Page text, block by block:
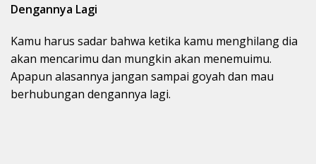
Dengannya Lagi
Kamu harus sadar bahwa ketika kamu menghilang dia
akan mencarimu dan mungkin akan menemuimu.
Apapun alasannya jangan sampai goyah dan mau
berhubungan dengannya lagi.